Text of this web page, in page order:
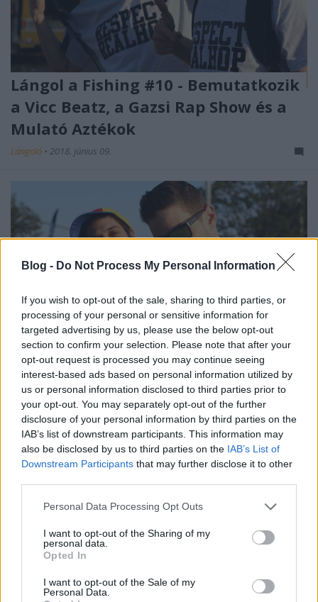
Blog - Do Not Process My Personal Information
If you wish to opt-out of the sale, sharing to third parties, or
processing of your personal or sensitive information for
targeted advertising by us, please use the below opt-out
section to confirm your selection. Please note that after your
opt-out request is processed you may continue seeing
interest-based ads based on personal information utilized by
us or personal information disclosed to third parties prior to
your opt-out. You may separately opt-out of the further
disclosure of your personal information by third parties on the
IAB’s list of downstream participants. This information may
also be disclosed by us to third parties on the IAB’s List of
Downstream Participants that may further disclose it to other
Please note that this website/app uses one or more Google
not limited to your visit or usage behaviour. You may click to
grant or deny consent to Google and its third-party tags to
use your data for below specified purposes in below Google
consent section.
Personal Data Processing Opt Outs
I want to opt-out of the Sharing of my
personal data.
Opted In
I want to opt-out of the Sale of my
Personal Data.
Lángol a Fishing #10 - Bemutatkozik
a Vicc Beatz, a Gazsi Rap Show és a
Mulató Aztékok
Lángoló • 2018. június 09.
Befejező részéhez ért a Lángol a Fishingsorozatunk,
amelyben a Fishing On Orfűfesztivál szervezőivel
együttműködve bemutatunk tíz olyan ...